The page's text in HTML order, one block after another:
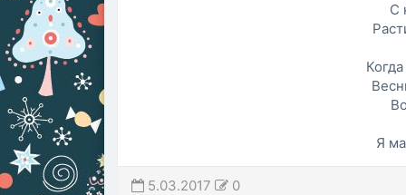
С
Я
5.03.2017 0